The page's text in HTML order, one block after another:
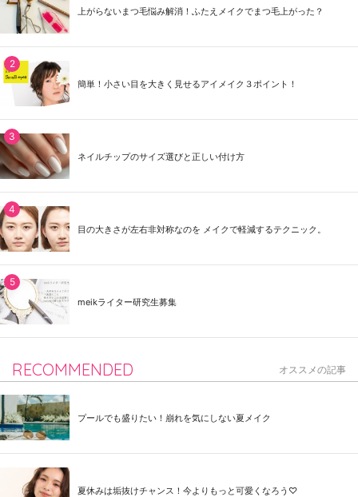
上がらないまつ毛悩み解消！ふたえメイクでまつ毛上がった？
簡単！小さい目を大きく見せるアイメイク３ポイント！
ネイルチップのサイズ選びと正しい付け方
目の大きさが左右非対称なのを メイクで軽減するテクニック。
meikライター研究生募集
RECOMMENDED オススメの記事
プールでも盛りたい！崩れを気にしない夏メイク
夏休みは垢抜けチャンス！今よりもっと可愛くなろう♡